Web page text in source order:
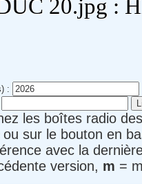
20.jpg :
:
les boîtes radio
sur le bouton en
avec la
version, m =